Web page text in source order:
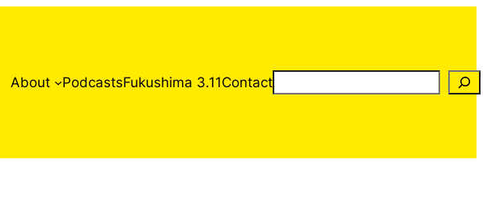
About PodcastsFukushima 3.11ContactRechercher